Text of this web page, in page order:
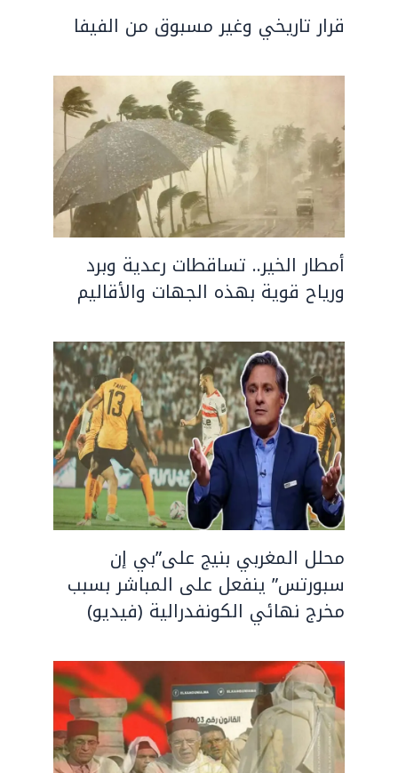
قرار تاريخي وغير مسبوق من الفيفا
أمطار الخير.. تساقطات رعدية وبرد
ورياح قوية بهذه الجهات والأقاليم
محلل المغربي بنيج على”بي إن
سبورتس” ينفعل على المباشر بسبب
مخرج نهائي الكونفدرالية (فيديو)